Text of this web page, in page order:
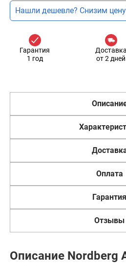
Нашли дешевле? Снизим
Гарантия
1 год
Доставка
от 2 дней
Оплата
Гарантия
Отзывы
Описание Nordberg